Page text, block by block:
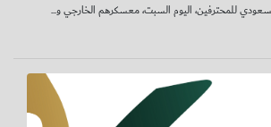
للمحترفين، اليوم السبت، معسكرهم الخارجي و...